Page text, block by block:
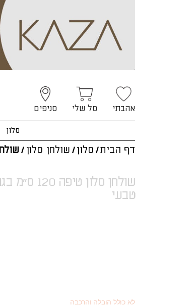
אהבתי סל שלי סניפים
סלון
דף הבית/ סלון / שולחן סלון /
שולחן סלון טיפה
טבעי
לא כולל הובלה והרכבה